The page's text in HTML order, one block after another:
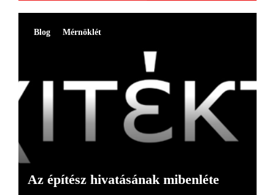
Blog Mérnöklét
Az építész hivatásának mibenléte